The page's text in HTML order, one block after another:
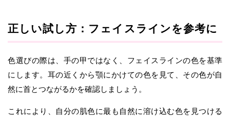
正しい試し方：フェイスラインを参考に
色選びの際は、手の甲ではなく、フェイスラインの色を基準
にします。耳の近くから顎にかけての色を見て、その色が自
然に首とつながるかを確認しましょう。
これにより、自分の肌色に最も自然に溶け込む色を見つける